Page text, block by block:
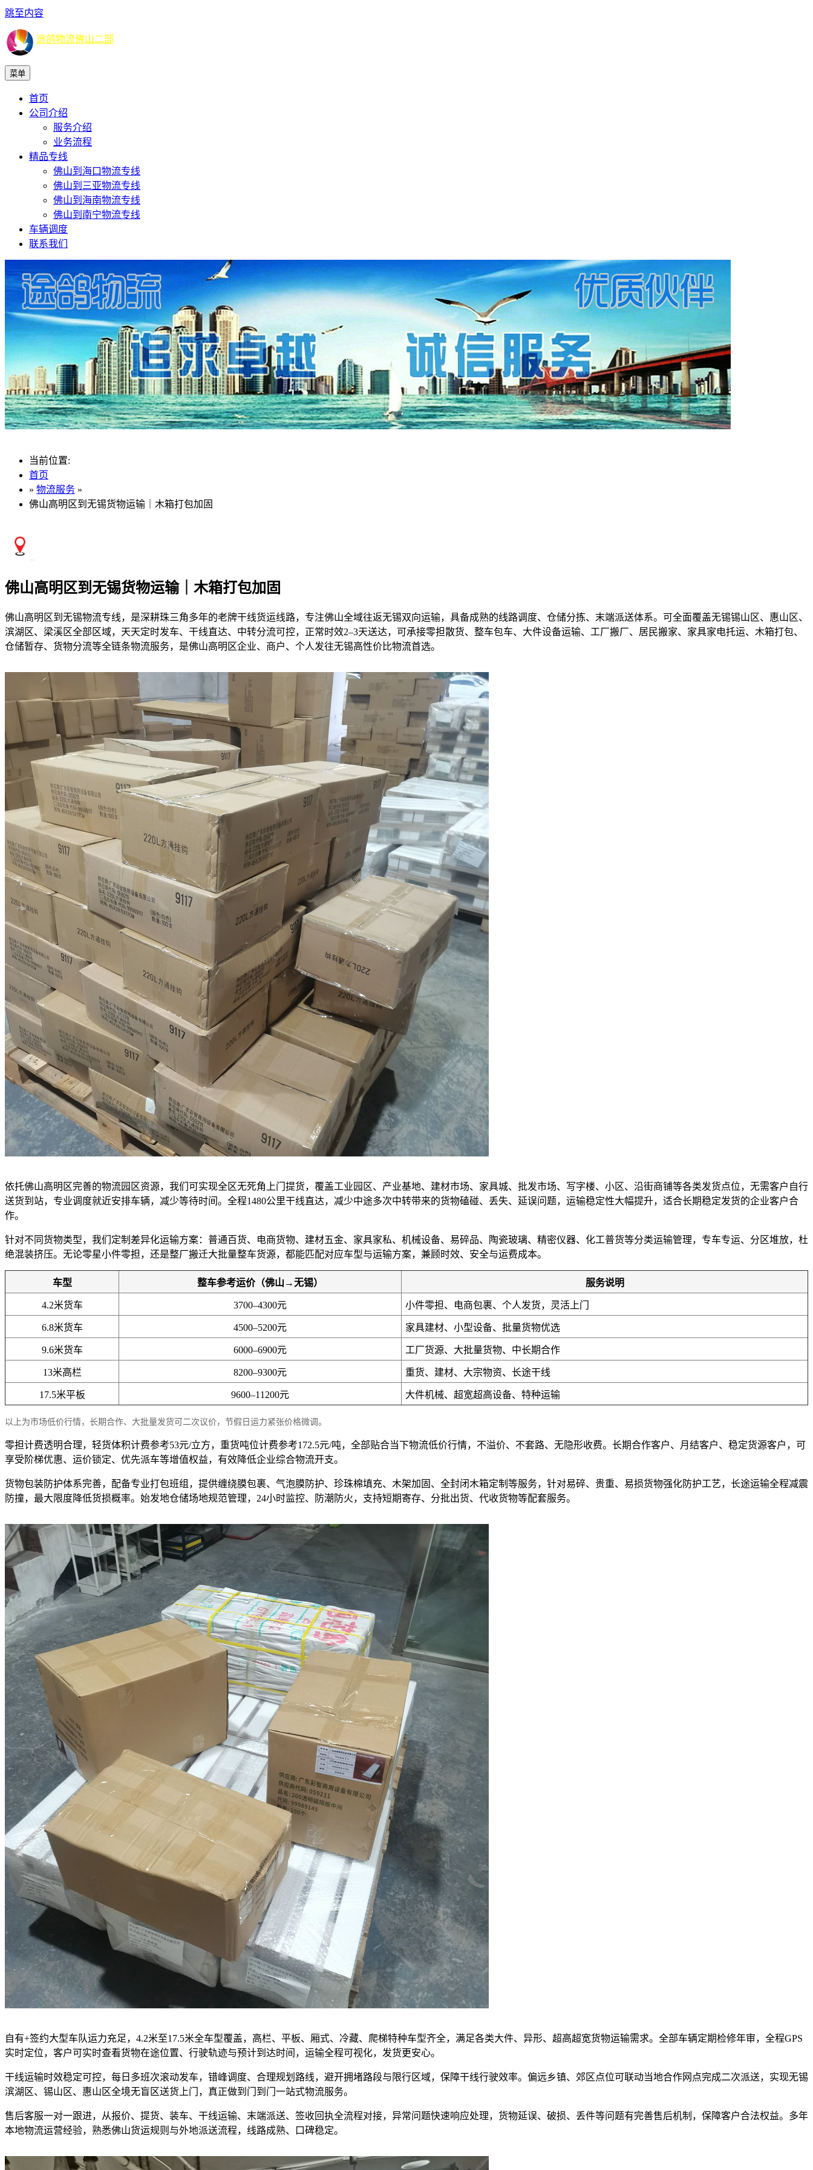
跳至内容
途鸽物流佛山二部
菜单
首页
公司介绍
服务介绍
业务流程
精品专线
佛山到海口物流专线
佛山到三亚物流专线
佛山到海南物流专线
佛山到南宁物流专线
车辆调度
联系我们
当前位置:
首页
» 物流服务 »
佛山高明区到无锡货物运输｜木箱打包加固
佛山高明区到无锡货物运输｜木箱打包加固
佛山高明区到无锡物流专线，是深耕珠三角多年的老牌干线货运线路，专注佛山全域往返无锡双向运输，具备成熟的线路调度、仓储分拣、末端派送体系。可全面覆盖无锡锡山区、惠山区、
滨湖区、梁溪区全部区域，天天定时发车、干线直达、中转分流可控，正常时效2–3天送达，可承接零担散货、整车包车、大件设备运输、工厂搬厂、居民搬家、家具家电托运、木箱打包、
仓储暂存、货物分流等全链条物流服务，是佛山高明区企业、商户、个人发往无锡高性价比物流首选。
依托佛山高明区完善的物流园区资源，我们可实现全区无死角上门提货，覆盖工业园区、产业基地、建材市场、家具城、批发市场、写字楼、小区、沿街商铺等各类发货点位，无需客户自行
送货到站，专业调度就近安排车辆，减少等待时间。全程1480公里干线直达，减少中途多次中转带来的货物磕碰、丢失、延误问题，运输稳定性大幅提升，适合长期稳定发货的企业客户合
作。
针对不同货物类型，我们定制差异化运输方案：普通百货、电商货物、建材五金、家具家私、机械设备、易碎品、陶瓷玻璃、精密仪器、化工普货等分类运输管理，专车专运、分区堆放，杜
绝混装挤压。无论零星小件零担，还是整厂搬迁大批量整车货源，都能匹配对应车型与运输方案，兼顾时效、安全与运费成本。
车型 整车参考运价（佛山→无锡） 服务说明
4.2米货车 3700–4300元 小件零担、电商包裹、个人发货，灵活上门
6.8米货车 4500–5200元 家具建材、小型设备、批量货物优选
9.6米货车 6000–6900元 工厂货源、大批量货物、中长期合作
13米高栏 8200–9300元 重货、建材、大宗物资、长途干线
17.5米平板 9600–11200元 大件机械、超宽超高设备、特种运输
以上为市场低价行情，长期合作、大批量发货可二次议价，节假日运力紧张价格微调。
零担计费透明合理，轻货体积计费参考53元/立方，重货吨位计费参考172.5元/吨，全部贴合当下物流低价行情，不溢价、不套路、无隐形收费。长期合作客户、月结客户、稳定货源客户，可
享受阶梯优惠、运价锁定、优先派车等增值权益，有效降低企业综合物流开支。
货物包装防护体系完善，配备专业打包班组，提供缠绕膜包裹、气泡膜防护、珍珠棉填充、木架加固、全封闭木箱定制等服务，针对易碎、贵重、易损货物强化防护工艺，长途运输全程减震
防撞，最大限度降低货损概率。始发地仓储场地规范管理，24小时监控、防潮防火，支持短期寄存、分批出货、代收货物等配套服务。
自有+签约大型车队运力充足，4.2米至17.5米全车型覆盖，高栏、平板、厢式、冷藏、爬梯特种车型齐全，满足各类大件、异形、超高超宽货物运输需求。全部车辆定期检修年审，全程GPS
实时定位，客户可实时查看货物在途位置、行驶轨迹与预计到达时间，运输全程可视化，发货更安心。
干线运输时效稳定可控，每日多班次滚动发车，错峰调度、合理规划路线，避开拥堵路段与限行区域，保障干线行驶效率。偏远乡镇、郊区点位可联动当地合作网点完成二次派送，实现无锡
滨湖区、锡山区、惠山区全境无盲区送货上门，真正做到门到门一站式物流服务。
售后客服一对一跟进，从报价、提货、装车、干线运输、末端派送、签收回执全流程对接，异常问题快速响应处理，货物延误、破损、丢件等问题有完善售后机制，保障客户合法权益。多年
本地物流运营经验，熟悉佛山货运规则与外地派送流程，线路成熟、口碑稳定。